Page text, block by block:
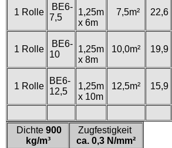
1 Rolle
BE6-
7,5
1,25m
x 6m
7,5m² 22,6
1 Rolle
BE6-
10
1,25m
x 8m
10,0m² 19,9
1 Rolle
BE6-
12,5
1,25m
x 10m
12,5m² 15,9
Dichte 900
kg/m³
Zugfestigkeit
ca. 0,3 N/mm²